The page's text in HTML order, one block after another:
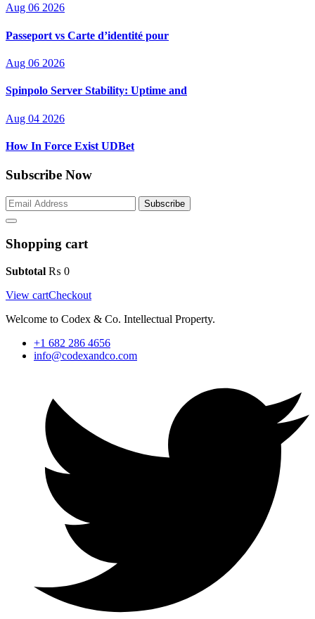
Aug 06 2026
Passeport vs Carte d’identité pour
Aug 06 2026
Spinpolo Server Stability: Uptime and
Aug 04 2026
How In Force Exist UDBet
Subscribe Now
Subscribe
Shopping cart
Subtotal ₨ 0
View cartCheckout
Welcome to Codex & Co. Intellectual Property.
+1 682 286 4656
info@codexandco.com